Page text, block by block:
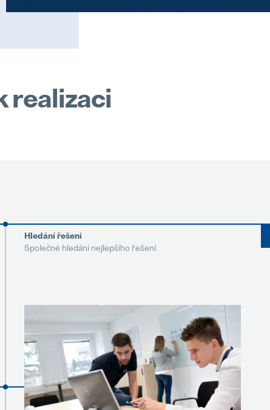
realizaci
Hledání řešení
Společné hledání nejlepšího řešení.